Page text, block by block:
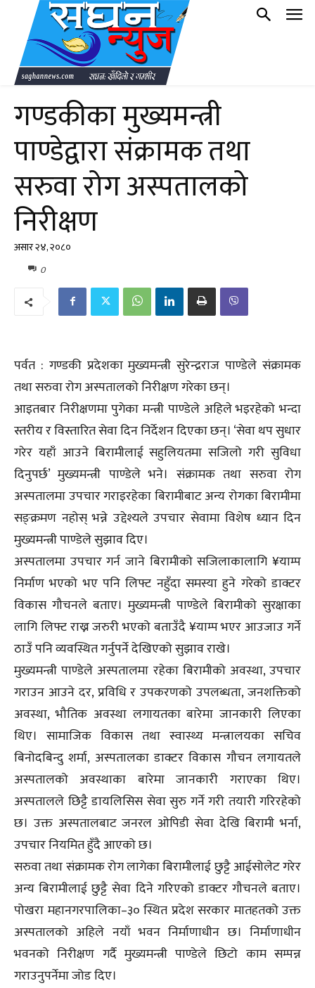
गण्डकीका मुख्यमन्त्री
पाण्डेद्वारा संक्रामक तथा
सरुवा रोग अस्पतालको
निरीक्षण
असार २४, २०८०
0
पर्वत : गण्डकी प्रदेशका मुख्यमन्त्री सुरेन्द्रराज पाण्डेले संक्रामक
तथा सरुवा रोग अस्पतालको निरीक्षण गरेका छन्।
आइतबार निरीक्षणमा पुगेका मन्त्री पाण्डेले अहिले भइरहेको भन्दा
स्तरीय र विस्तारित सेवा दिन निर्देशन दिएका छन्। ‘सेवा थप सुधार
गरेर यहाँ आउने बिरामीलाई सहुलियतमा सजिलो गरी सुविधा
दिनुपर्छ’ मुख्यमन्त्री पाण्डेले भने। संक्रामक तथा सरुवा रोग
अस्पतालमा उपचार गराइरहेका बिरामीबाट अन्य रोगका बिरामीमा
सङ्क्रमण नहोस् भन्ने उद्देश्यले उपचार सेवामा विशेष ध्यान दिन
मुख्यमन्त्री पाण्डेले सुझाव दिए।
अस्पतालमा उपचार गर्न जाने बिरामीको सजिलाकालागि ¥याम्प
निर्माण भएको भए पनि लिफ्ट नहुँदा समस्या हुने गरेको डाक्टर
विकास गौचनले बताए। मुख्यमन्त्री पाण्डेले बिरामीको सुरक्षाका
लागि लिफ्ट राख्न जरुरी भएको बताउँदै ¥याम्प भएर आउजाउ गर्ने
ठाउँ पनि व्यवस्थित गर्नुपर्ने देखिएको सुझाव राखे।
मुख्यमन्त्री पाण्डेले अस्पतालमा रहेका बिरामीको अवस्था, उपचार
गराउन आउने दर, प्रविधि र उपकरणको उपलब्धता, जनशक्तिको
अवस्था, भौतिक अवस्था लगायतका बारेमा जानकारी लिएका
थिए। सामाजिक विकास तथा स्वास्थ्य मन्त्रालयका सचिव
बिनोदबिन्दु शर्मा, अस्पतालका डाक्टर विकास गौचन लगायतले
अस्पतालको अवस्थाका बारेमा जानकारी गराएका थिए।
अस्पतालले छिट्टै डायलिसिस सेवा सुरु गर्ने गरी तयारी गरिरहेको
छ। उक्त अस्पतालबाट जनरल ओपिडी सेवा देखि बिरामी भर्ना,
उपचार नियमित हुँदै आएको छ।
सरुवा तथा संक्रामक रोग लागेका बिरामीलाई छुट्टै आईसोलेट गरेर
अन्य बिरामीलाई छुट्टै सेवा दिने गरिएको डाक्टर गौचनले बताए।
पोखरा महानगरपालिका–३० स्थित प्रदेश सरकार मातहतको उक्त
अस्पतालको अहिले नयाँ भवन निर्माणाधीन छ। निर्माणाधीन
भवनको निरीक्षण गर्दै मुख्यमन्त्री पाण्डेले छिटो काम सम्पन्न
गराउनुपर्नेमा जोड दिए।